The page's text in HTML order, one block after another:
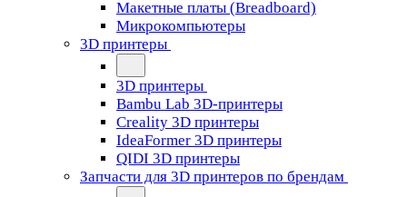
Макетные платы (Breadboard)
Микрокомпьютеры
3D принтеры
3D принтеры
Bambu Lab 3D-принтеры
Creality 3D принтеры
IdeaFormer 3D принтеры
QIDI 3D принтеры
Запчасти для 3D принтеров по брендам